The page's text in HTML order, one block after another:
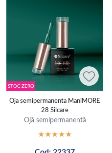
STOC ZERO
Oja semipermanenta ManiMORE
28 Silcare
Ojă semipermanentă